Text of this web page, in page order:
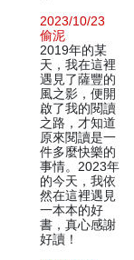
2023/10/23
偷泥
2019年的某
天，我在這裡
遇見了薩豐的
風之影，便開
啟了我的閱讀
之路，才知道
原來閱讀是一
件多麼快樂的
事情。2023年
的今天，我依
然在這裡遇見
一本本的好
書，真心感謝
好讀！